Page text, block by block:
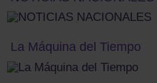
La Máquina del Tiempo